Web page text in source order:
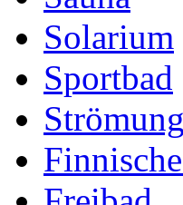
Solarium
Sportbad